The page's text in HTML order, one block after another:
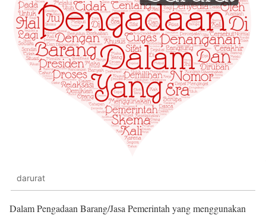
darurat
Dalam Pengadaan Barang/Jasa Pemerintah yang menggunakan